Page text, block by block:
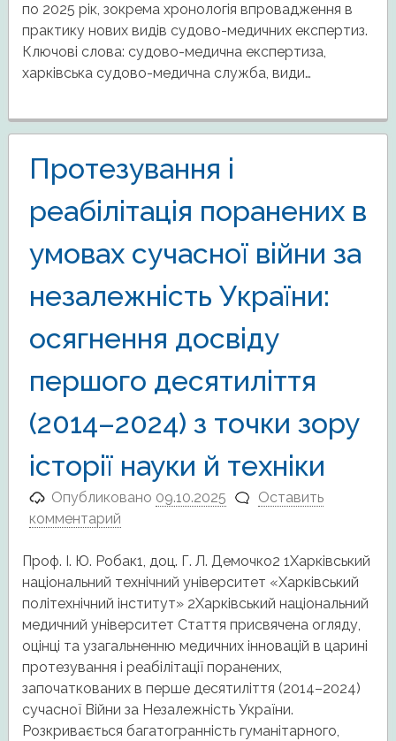
по 2025 рік, зокрема хронологія впровадження в
практику нових видів судово-медичних експертиз.
Ключові слова: судово-медична експертиза,
харківська судово-медична служба, види…
Протезування і
реабілітація поранених в
умовах сучасної війни за
незалежність України:
осягнення досвіду
першого десятиліття
(2014–2024) з точки зору
історії науки й техніки
Опубликовано 09.10.2025
Оставить
комментарий
Проф. І. Ю. Робак1, доц. Г. Л. Демочко2 1Харківський
національний технічний університет «Харківський
політехнічний інститут» 2Харківський національний
медичний університет Стаття присвячена огляду,
оцінці та узагальненню медичних інновацій в царині
протезування і реабілітації поранених,
започаткованих в перше десятиліття (2014–2024)
сучасної Війни за Незалежність України.
Розкривається багатогранність гуманітарного,